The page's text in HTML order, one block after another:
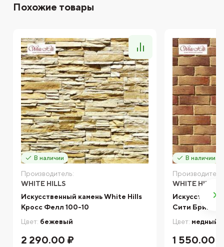
Похожие товары
В наличии
Производитель:
WHITE HILLS
Искусственный камень White Hills
Кросс Фелл 100-10
Цвет: бежевый
2 290.00 ₽
В наличии
WHITE HILLS
Сити Брик
Цвет: медный
1 550.00 ₽